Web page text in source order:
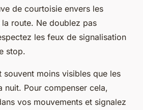
de courtoisie envers les
route. Ne doublez pas
les feux de signalisation
stop.
souvent moins visibles que les
nuit. Pour compenser cela,
vos mouvements et signalez